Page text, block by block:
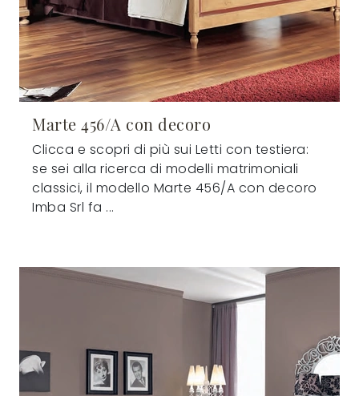
Marte 456/A con decoro
Clicca e scopri di più sui Letti con testiera:
se sei alla ricerca di modelli matrimoniali
classici, il modello Marte 456/A con decoro
Imba Srl fa ...